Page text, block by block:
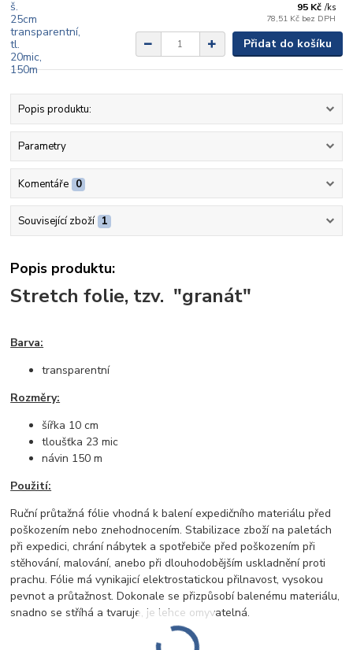
95 Kč /ks
78,51 Kč bez DPH
Přidat do košíku
Popis produktu:
Parametry
Komentáře 0
Související zboží 1
Popis produktu:
Stretch folie, tzv. "granát"
Barva:
transparentní
Rozměry:
šířka 10 cm
tloušťka 23 mic
návin 150 m
Použití:
Ruční průtažná fólie vhodná k balení expedičního materiálu před
poškozením nebo znehodnocením. Stabilizace zboží na paletách
při expedici, chrání nábytek a spotřebiče před poškozením při
stěhování, malování, anebo při dlouhodobějším uskladnění proti
prachu. Fólie má vynikajicí elektrostatickou přilnavost, vysokou
pevnot a průtažnost. Dokonale se přizpůsobí balenému materiálu,
snadno se stříhá a tvaruje, je lehce omyvatelná.